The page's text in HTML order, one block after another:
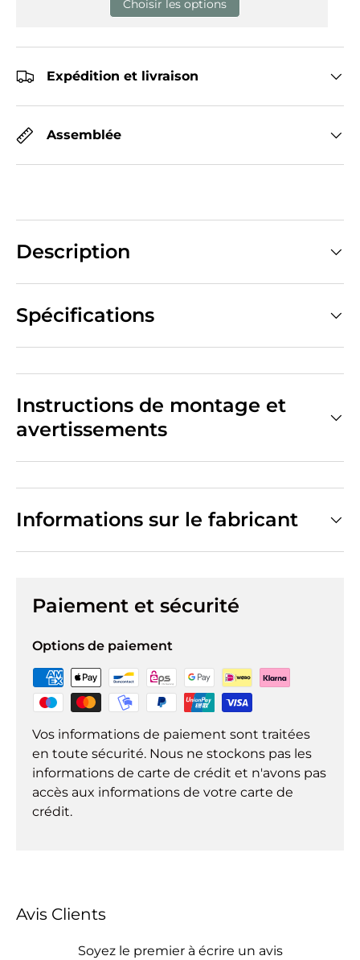
Choisir les options
Expédition et livraison
Assemblée
Description
Spécifications
Instructions de montage et
avertissements
Informations sur le fabricant
Paiement et sécurité
Options de paiement
Vos informations de paiement sont traitées
en toute sécurité. Nous ne stockons pas les
informations de carte de crédit et n'avons pas
accès aux informations de votre carte de
crédit.
Avis Clients
Soyez le premier à écrire un avis